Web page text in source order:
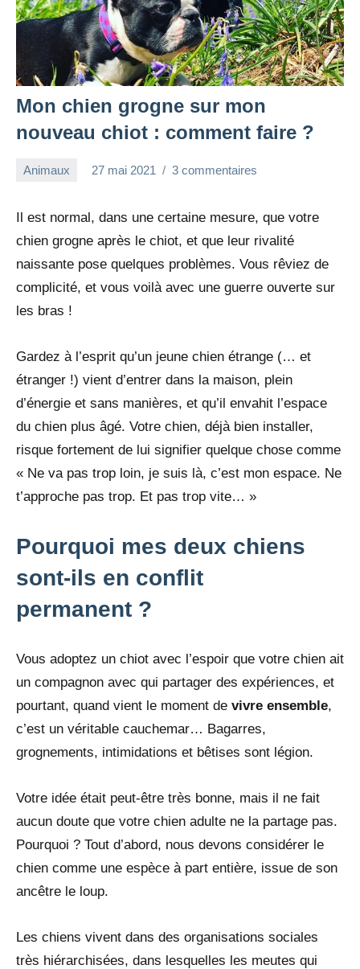
Mon chien grogne sur mon
nouveau chiot : comment faire ?
Animaux 27 mai 2021 3 commentaires
Il est normal, dans une certaine mesure, que votre
chien grogne après le chiot, et que leur rivalité
naissante pose quelques problèmes. Vous rêviez de
complicité, et vous voilà avec une guerre ouverte sur
les bras !
Gardez à l’esprit qu’un jeune chien étrange (… et
étranger !) vient d’entrer dans la maison, plein
d’énergie et sans manières, et qu’il envahit l’espace
du chien plus âgé. Votre chien, déjà bien installer,
risque fortement de lui signifier quelque chose comme
« Ne va pas trop loin, je suis là, c’est mon espace. Ne
t’approche pas trop. Et pas trop vite… »
Pourquoi mes deux chiens
sont-ils en conflit
permanent ?
Vous adoptez un chiot avec l’espoir que votre chien ait
un compagnon avec qui partager des expériences, et
pourtant, quand vient le moment de vivre ensemble,
c’est un véritable cauchemar… Bagarres,
grognements, intimidations et bêtises sont légion.
Votre idée était peut-être très bonne, mais il ne fait
aucun doute que votre chien adulte ne la partage pas.
Pourquoi ? Tout d’abord, nous devons considérer le
chien comme une espèce à part entière, issue de son
ancêtre le loup.
Les chiens vivent dans des organisations sociales
très hiérarchisées, dans lesquelles les meutes qui